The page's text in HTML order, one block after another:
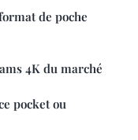
de poche
4K du marché
pocket ou